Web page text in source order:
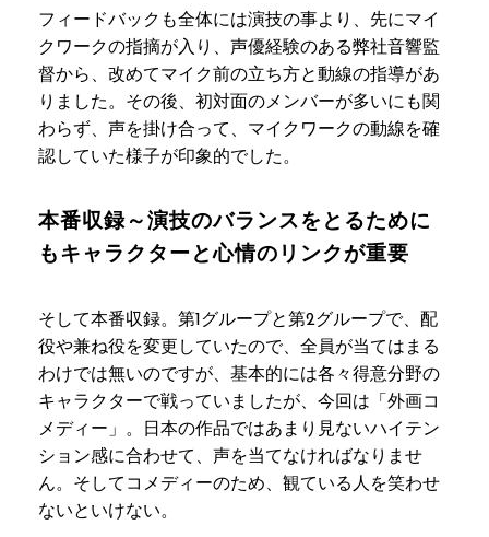
フィードバックも全体には演技の事より、先にマイ
クワークの指摘が入り、声優経験のある弊社音響監
督から、改めてマイク前の立ち方と動線の指導があ
りました。その後、初対面のメンバーが多いにも関
わらず、声を掛け合って、マイクワークの動線を確
認していた様子が印象的でした。
本番収録～演技のバランスをとるために
もキャラクターと心情のリンクが重要
そして本番収録。第1グループと第2グループで、配
役や兼ね役を変更していたので、全員が当てはまる
わけでは無いのですが、基本的には各々得意分野の
キャラクターで戦っていましたが、今回は「外画コ
メディー」。日本の作品ではあまり見ないハイテン
ション感に合わせて、声を当てなければなりませ
ん。そしてコメディーのため、観ている人を笑わせ
ないといけない。